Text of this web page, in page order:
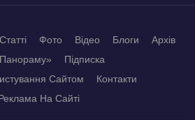
Статті Фото Відео Блоги
Архів
Підписка
Сайтом
Контакти
На Сайті